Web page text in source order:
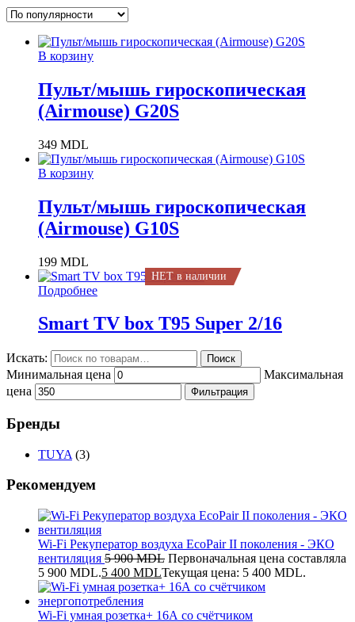
В корзину
Пульт/мышь гироскопическая
(Airmouse) G20S
349 MDL
В корзину
Пульт/мышь гироскопическая
(Airmouse) G10S
199 MDL
НЕТ в наличии
Подробнее
Smart TV box T95 Super 2/16
Искать: Поиск
Минимальная цена
Максимальная
цена
Фильтрация
Бренды
TUYA (3)
Рекомендуем
Wi-Fi Рекуператор воздуха EcoPair II поколения - ЭКО
вентиляция 5 900MDL Первоначальная цена составляла
5 900 MDL.5 400 MDLТекущая цена: 5 400 MDL.
Wi-Fi умная розетка+ 16А со счётчиком